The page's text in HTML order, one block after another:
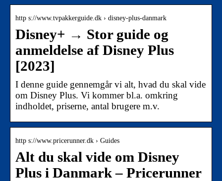
http s://www.tvpakkerguide.dk › disney-plus-danmark
Disney+ → Stor guide og
anmeldelse af Disney Plus
[2023]
I denne guide gennemgår vi alt, hvad du skal vide
om Disney Plus. Vi kommer bl.a. omkring
indholdet, priserne, antal brugere m.v.
http s://www.pricerunner.dk › Guides
Alt du skal vide om Disney
Plus i Danmark – Pricerunner